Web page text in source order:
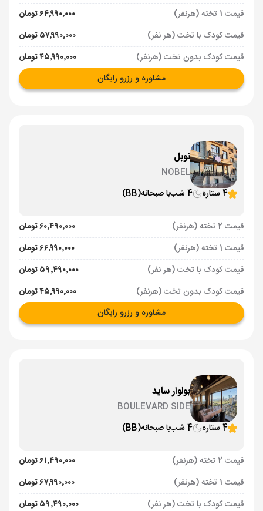
قیمت 1 تخته (هرنفر)
۶۴٬۹۹۰٬۰۰۰ تومان
قیمت کودک با تخت (هر نفر)
۵۷٬۹۹۰٬۰۰۰ تومان
قیمت کودک بدون تخت (هرنفر)
۴۵٬۹۹۰٬۰۰۰ تومان
مشاوره و رزرو رایگان
نوبل
NOBEL
4 ستاره
4 شب با صبحانه(BB)
قیمت 2 تخته (هرنفر)
۶۰٬۴۹۰٬۰۰۰ تومان
قیمت 1 تخته (هرنفر)
۶۶٬۹۹۰٬۰۰۰ تومان
قیمت کودک با تخت (هر نفر)
۵۹٬۴۹۰٬۰۰۰ تومان
قیمت کودک بدون تخت (هرنفر)
۴۵٬۹۹۰٬۰۰۰ تومان
مشاوره و رزرو رایگان
بولوار ساید
BOULEVARD SIDE
4 ستاره
4 شب با صبحانه(BB)
قیمت 2 تخته (هرنفر)
۶۱٬۴۹۰٬۰۰۰ تومان
قیمت 1 تخته (هرنفر)
۶۷٬۹۹۰٬۰۰۰ تومان
قیمت کودک با تخت (هر نفر)
۵۹٬۴۹۰٬۰۰۰ تومان